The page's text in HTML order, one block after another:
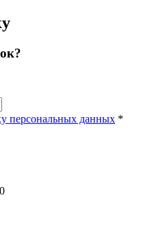
персональных данных *